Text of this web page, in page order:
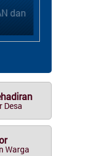
Desa
Warga